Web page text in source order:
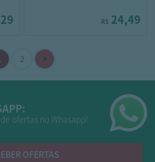
R$ 24,49
ofertas no Whasapp!
OFERTAS